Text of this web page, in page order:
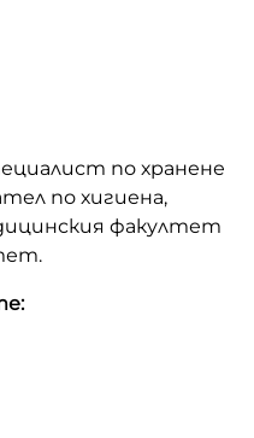
по хранене
по хигиена,
факултет